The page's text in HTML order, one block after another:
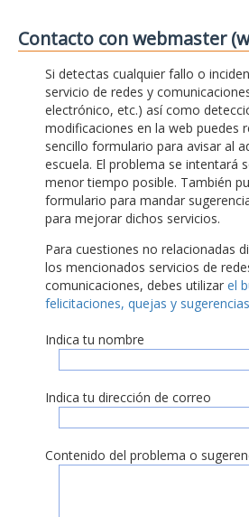
Contacto con webmaster
Si detectas cualquier fallo o
servicio de redes y
electrónico, etc.) así como
modificaciones en la web puedes
sencillo formulario para avisar al
escuela. El problema se intentará
menor tiempo posible. También
formulario para mandar
para mejorar dichos servicios.
Para cuestiones no relacionadas
los mencionados servicios de
comunicaciones, debes utilizar el
felicitaciones, quejas y
Indica tu nombre
Indica tu dirección de correo
Contenido del problema o